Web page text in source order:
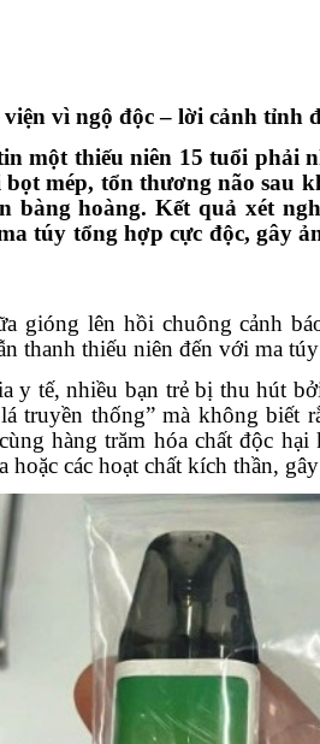
vì ngộ độc – lời cảnh tỉnh
một thiếu niên 15 tuổi phải
bọt mép, tổn thương não sau
bàng hoàng. Kết quả xét
túy tổng hợp cực độc, gây
gióng lên hồi chuông cảnh
thanh thiếu niên đến với ma
y tế, nhiều bạn trẻ bị thu hút
truyền thống” mà không biết
hàng trăm hóa chất độc
hoặc các hoạt chất kích thần,